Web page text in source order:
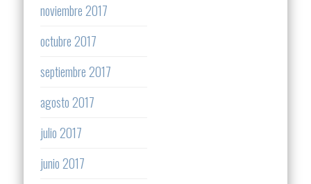
noviembre 2017
octubre 2017
septiembre 2017
agosto 2017
julio 2017
junio 2017